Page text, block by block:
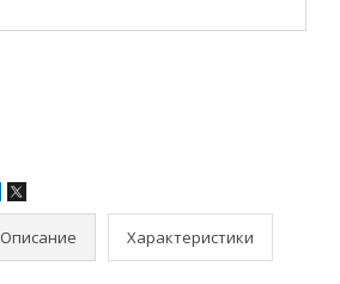
Описание Характеристики